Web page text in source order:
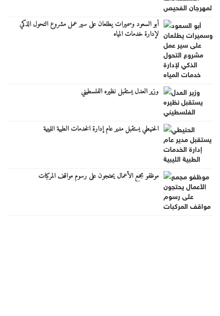
أبو السعود وسميرات يطلعان على سير عمل مشروع التحول الذكي
لإدارة خدمات المياه
وزير العدل يستقبل نظيره الفلسطيني
الحنيطي يستقبل مدير عام إدارة الخدمات الطبية الليبية
موظفو مجمع الأعمال يحتجون على رسوم مواقف المركبات